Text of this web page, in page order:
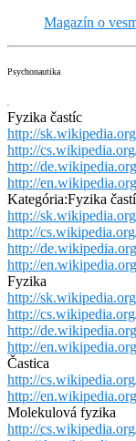
Magazín o
Psychonautika
Fyzika častíc
http://
http://
http://
http://
Kategória:Fyzika
http://
http://
http://
http://
Fyzika
http://
http://
http://
http://
Častica
http://
http://
Molekulová fyzika
http://